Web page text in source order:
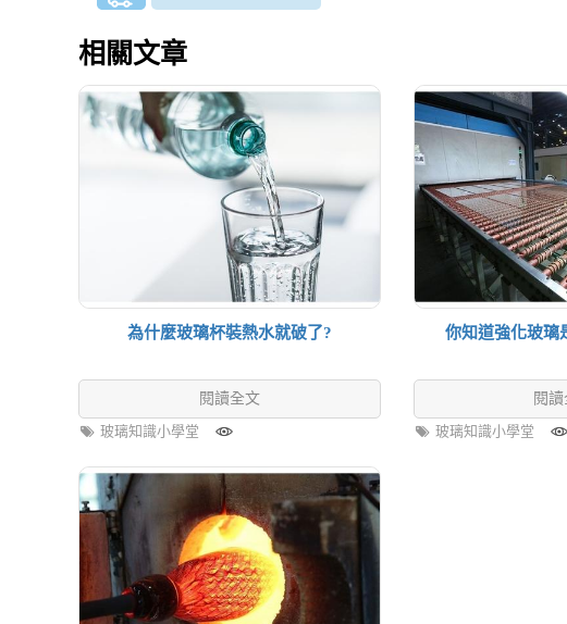
相關文章
為什麼玻璃杯裝熱水就破了?
閱讀全文
玻璃知識小學堂
你知道強化玻璃
閱
玻璃知識小學堂